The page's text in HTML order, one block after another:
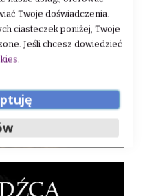
Twoje doświadczenia.
ciasteczek poniżej, Twoje
Jeśli chcesz dowiedzieć
.